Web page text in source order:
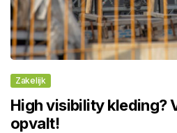
Zakelijk
High visibility kleding?
opvalt!